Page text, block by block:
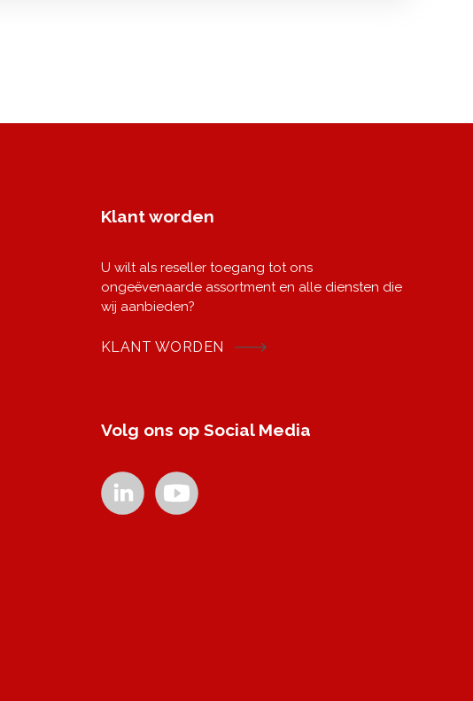
Klant worden
U wilt als reseller toegang tot ons
ongeëvenaarde assortment en alle diensten die
wij aanbieden?
KLANT WORDEN
Volg ons op Social Media